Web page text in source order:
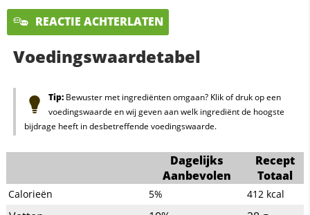
REACTIE ACHTERLATEN
Voedingswaardetabel
Tip:Bewuster met ingrediënten omgaan? Klik of druk op een
voedingswaarde en wij geven aan welk ingrediënt de hoogste
bijdrage heeft in desbetreffende voedingswaarde.
Dagelijks
Aanbevolen
Recept
Totaal
Calorieën 5% 412 kcal